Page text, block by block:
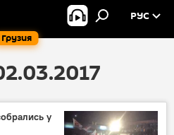
Грузия
РУС
у